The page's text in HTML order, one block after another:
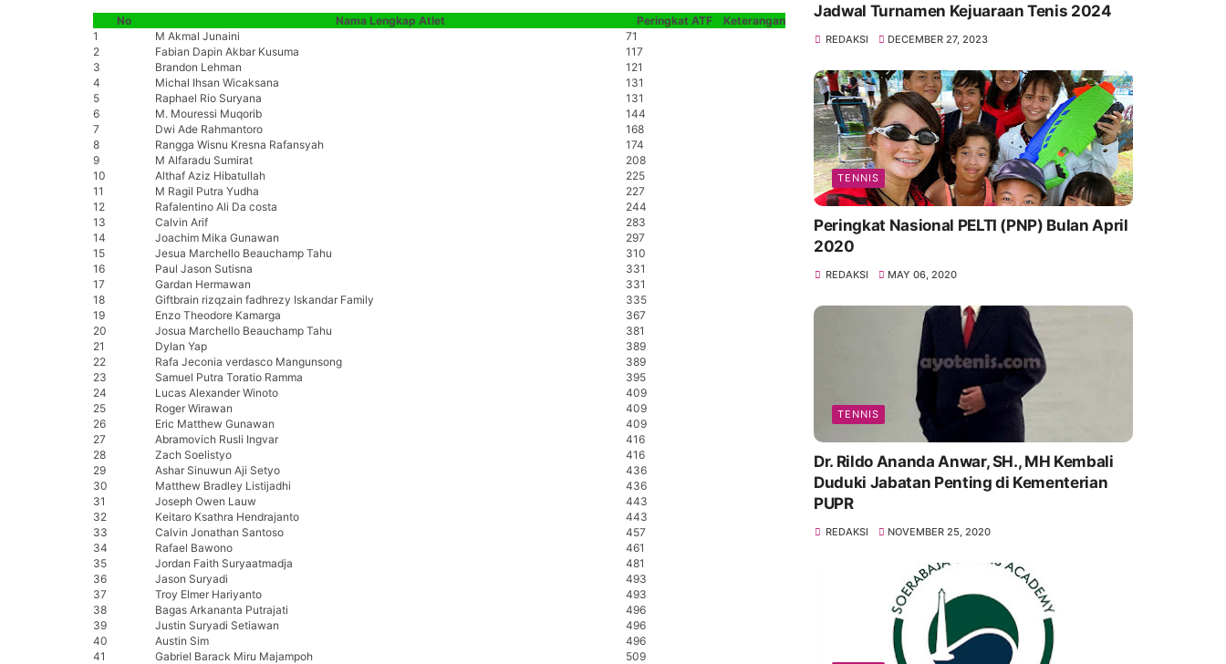
No Nama Lengkap Atlet Peringkat ATF
Keterangan
1
M Akmal Junaini
71
2
Fabian Dapin Akbar Kusuma
117
3
Brandon Lehman
121
4
Michal Ihsan Wicaksana
131
5
Raphael Rio Suryana
131
6
M. Mouressi Muqorib
144
7
Dwi Ade Rahmantoro
168
8
Rangga Wisnu Kresna Rafansyah
174
9
M Alfaradu Sumirat
208
10
Althaf Aziz Hibatullah
225
11
M Ragil Putra Yudha
227
12
Rafalentino Ali Da costa
244
13
Calvin Arif
283
14
Joachim Mika Gunawan
297
15
Jesua Marchello Beauchamp Tahu
310
16
Paul Jason Sutisna
331
17
Gardan Hermawan
331
18
Giftbrain rizqzain fadhrezy Iskandar Family
335
19
Enzo Theodore Kamarga
367
20
Josua Marchello Beauchamp Tahu
381
21
Dylan Yap
389
22
Rafa Jeconia verdasco Mangunsong
389
23
Samuel Putra Toratio Ramma
395
24
Lucas Alexander Winoto
409
25
Roger Wirawan
409
26
Eric Matthew Gunawan
409
27
Abramovich Rusli Ingvar
416
28
Zach Soelistyo
416
29
Ashar Sinuwun Aji Setyo
436
30
Matthew Bradley Listijadhi
436
31
Joseph Owen Lauw
443
32
Keitaro Ksathra Hendrajanto
443
33
Calvin Jonathan Santoso
457
34
Rafael Bawono
461
35
Jordan Faith Suryaatmadja
481
36
Jason Suryadi
493
37
Troy Elmer Hariyanto
493
38
Bagas Arkananta Putrajati
496
39
Justin Suryadi Setiawan
496
40
Austin Sim
496
41
Gabriel Barack Miru Majampoh 509
Jadwal Turnamen Kejuaraan Tenis 2024
REDAKSI DECEMBER 27, 2023
TENNIS
Peringkat Nasional PELTI (PNP) Bulan April
2020
REDAKSI MAY 06, 2020
TENNIS
Dr. Rildo Ananda Anwar, SH., MH Kembali
Duduki Jabatan Penting di Kementerian
PUPR
REDAKSI NOVEMBER 25, 2020